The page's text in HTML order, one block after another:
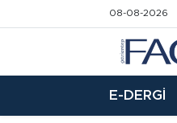
08-08-2026
E-DERGİ
Nöbetçi Eczaneler
Hava Durumu